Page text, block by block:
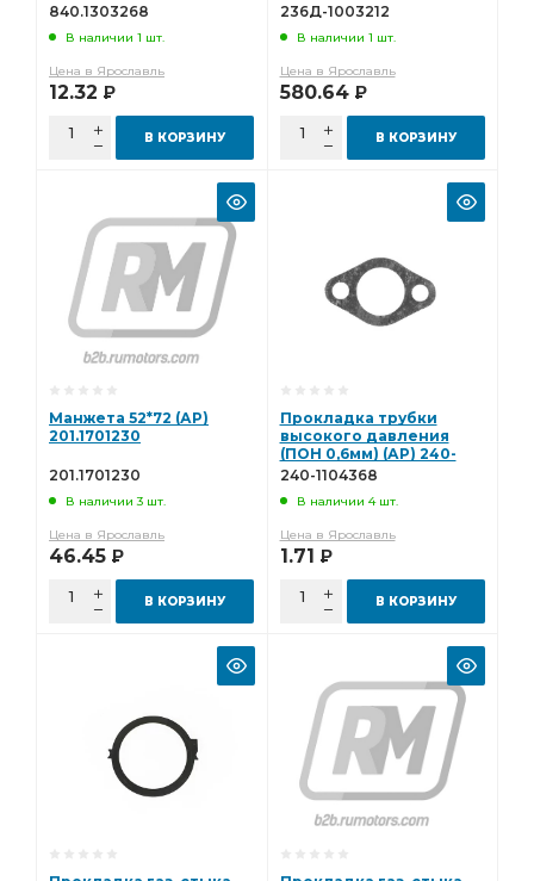
840.1303268
В наличии 1 шт.
Цена в Ярославль
12.32 Р
В КОРЗИНУ
236Д-1003212
В наличии 1 шт.
Цена в Ярославль
580.64 Р
В КОРЗИНУ
Манжета 52*72 (АР)
201.1701230
201.1701230
В наличии 3 шт.
Цена в Ярославль
46.45 Р
В КОРЗИНУ
Прокладка трубки
высокого давления
(ПОН 0,6мм) (АР) 240-
1104368
240-1104368
В наличии 4 шт.
Цена в Ярославль
1.71 Р
В КОРЗИНУ